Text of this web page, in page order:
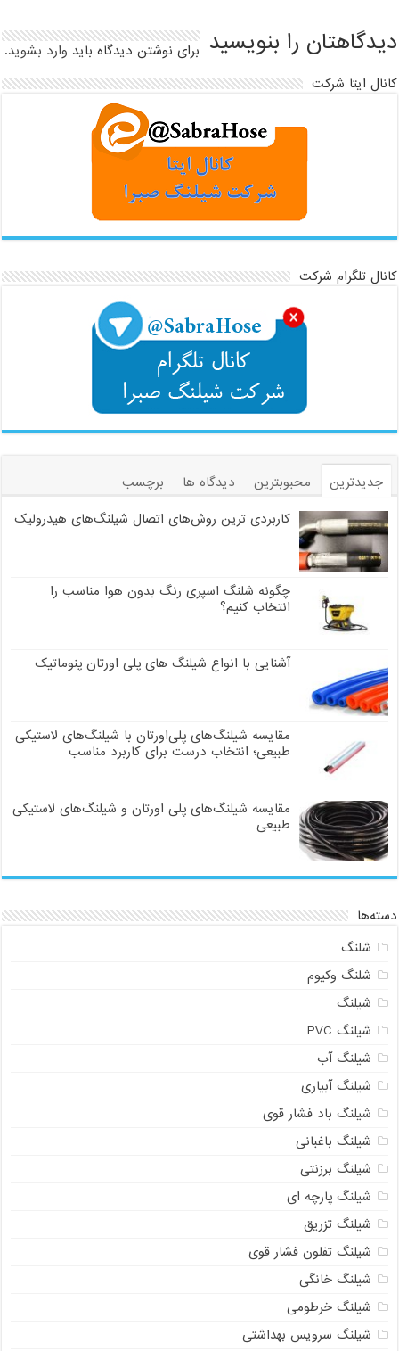
دیدگاهتان را بنویسید برای نوشتن دیدگاه باید وارد بشوید.
کانال ایتا شرکت
کانال تلگرام شرکت
جدیدترین محبوبترین دیدگاه ها
برچسب
کاربردی ترین روش‌های اتصال شیلنگ‌های هیدرولیک
چگونه شلنگ اسپری رنگ بدون هوا مناسب را
انتخاب کنیم؟
آشنایی با انواع شیلنگ های پلی اورتان پنوماتیک
مقایسه شیلنگ‌های پلی‌اورتان با شیلنگ‌های لاستیکی
طبیعی؛ انتخاب درست برای کاربرد مناسب
مقایسه شیلنگ‌های پلی اورتان و شیلنگ‌های لاستیکی
طبیعی
دسته‌ها
شلنگ
شلنگ وکیوم
شیلنگ
شیلنگ PVC
شیلنگ آب
شیلنگ آبیاری
شیلنگ باد فشار قوی
شیلنگ باغبانی
شیلنگ برزنتی
شیلنگ پارچه‌ ای
شیلنگ تزریق
شیلنگ تفلون فشار قوی
شیلنگ خانگی
شیلنگ خرطومی
شیلنگ سرویس بهداشتی